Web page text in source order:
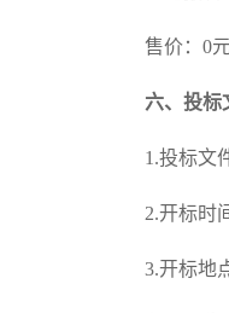
售价： 0元
六、投标
1.投标文
2.开标时
3.开标地